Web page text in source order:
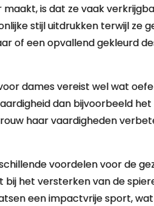
is dat ze vaak
stijl uitdrukken terwijl ze
of een opvallend gekleurd
dames vereist wel wat
dan bijvoorbeeld
haar vaardigheden
voordelen voor de
het versterken van de
een impactvrije sport,